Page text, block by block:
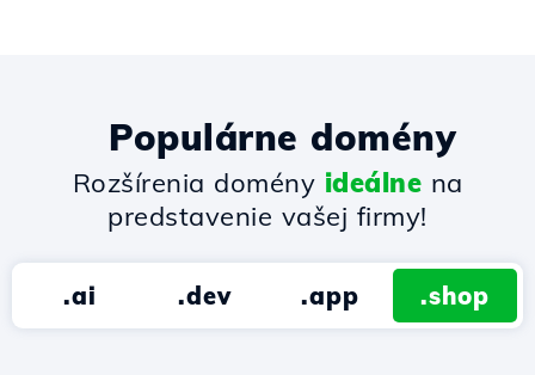
Populárne domény
Rozšírenia domény ideálne na
predstavenie vašej firmy!
.ai .dev .app .shop